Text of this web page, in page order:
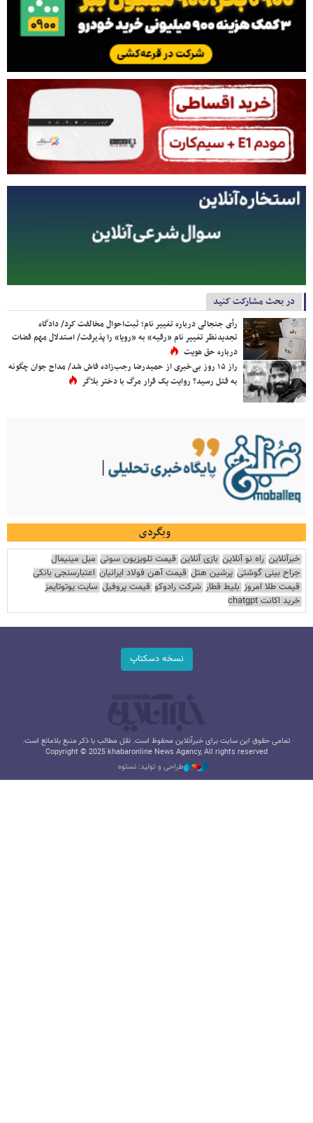
در بحث مشارکت کنید
رأی جنجالی درباره تغییر نام؛ ثبت‌احوال مخالفت کرد/ دادگاه
تجدیدنظر تغییر نام «رقیه» به «رویا» را پذیرفت/ استدلال مهم قضات
درباره حق هویت
راز ۱۵ روز بی‌خبری از حمیدرضا رجب‌زاده فاش شد/ مداح جوان چگونه
به قتل رسید؟ روایت یک قرار مرگ با دختر بلاگر
وبگردی
خبرآنلاین راه نو آنلاین بازی آنلاین قیمت تلویزیون سونی مبل مینیمال
جراح بینی گوشتی پرشین هتل قیمت آهن فولاد ایرانیان اعتبارسنجی بانکی
قیمت طلا امروز بلیط قطار شرکت رادوکو قیمت پروفیل سایت یوتوتایمز
خرید اکانت chatgpt
نسخه دسکتاپ
تمامی حقوق این سایت برای خبرآنلاین محفوظ است. نقل مطالب با ذکر منبع بلامانع است.
Copyright © 2025 khabaronline News Agancy, All rights reserved
طراحی و تولید: نستوه